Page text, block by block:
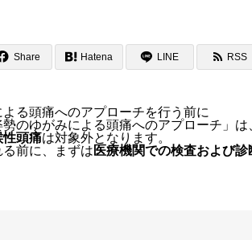
Share Hatena LINE RSS
る頭痛へのアプローチを行う前に
のゆがみによる頭痛へのアプローチ」は
性頭痛は対象外となります。
前に、まずは 医療機関での検査および診